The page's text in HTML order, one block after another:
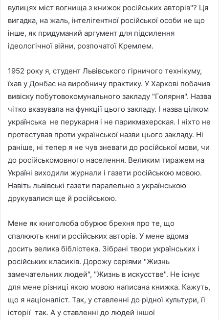
вулицях міст вогнища з книжок російських авторів"? Ця
вигадка, на жаль, інтелігентної російської особи не що
інше, як придуманий аргумент для підсилення
ідеологічної війни, розпочатої Кремлем.
1952 року я, студент Львівського гірничого технікуму,
їхав у Донбас на виробничу практику. У Харкові побачив
вивіску побутовокомунального закладу "Голярня". Назва
чітко вказувала на функції цього закладу. І назва цілком
українська не перукарня і не парикмахерская. І ніхто не
протестував проти української назви цього закладу. Ні
раніше, ні тепер я не чув зневаги до російської мови, чи
до російськомовного населення. Великим тиражем на
Україні виходили журнали і газети російською мовою.
Навіть львівські газети паралельно з українською
друкувалися ще й російською.
Мене як книголюба обурює брехня про те, що
спалюють книги російських авторів. У мене вдома
досить велика бібліотека. Зібрані твори українських і
російських класиків. Дорожу серіями "Жизнь
замечательних людей", "Жизнь в искусстве". Не існує
для мене різниці якою мовою написана книжка. Кажуть,
що я націоналіст. Так, у ставленні до рідної культури, її
історії так. А у ставленні до людей іншої